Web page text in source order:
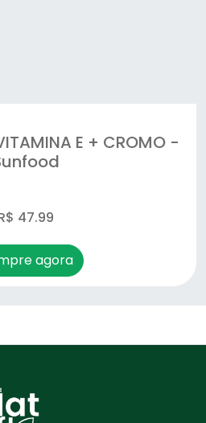
E + CROMO -
47.99
agora